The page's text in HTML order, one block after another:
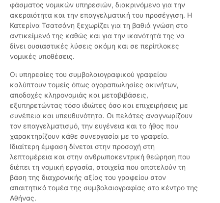
φάσματος νομικών υπηρεσιών, διακρινόμενο για την
ακεραιότητα και την επαγγελματική του προσέγγιση. Η
Κατερίνα Τσατσάνη ξεχωρίζει για τη βαθιά γνώση στο
αντικείμενό της καθώς και για την ικανότητά της να
δίνει ουσιαστικές λύσεις ακόμη και σε περίπλοκες
νομικές υποθέσεις.
Οι υπηρεσίες του συμβολαιογραφικού γραφείου
καλύπτουν τομείς όπως αγοραπωλησίες ακινήτων,
αποδοχές κληρονομιάς και μεταβιβάσεις,
εξυπηρετώντας τόσο ιδιώτες όσο και επιχειρήσεις με
συνέπεια και υπευθυνότητα. Οι πελάτες αναγνωρίζουν
τον επαγγελματισμό, την ευγένεια και το ήθος που
χαρακτηρίζουν κάθε συνεργασία με το γραφείο.
Ιδιαίτερη έμφαση δίνεται στην προσοχή στη
λεπτομέρεια και στην ανθρωποκεντρική θεώρηση που
διέπει τη νομική εργασία, στοιχεία που αποτελούν τη
βάση της διαχρονικής αξίας του γραφείου στον
απαιτητικό τομέα της συμβολαιογραφίας στο κέντρο της
Αθήνας.